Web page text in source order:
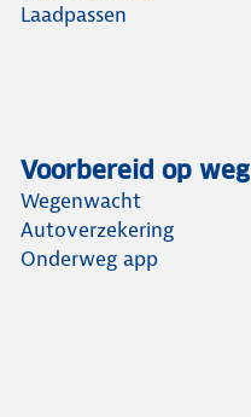
Laadpassen
Voorbereid op weg
Wegenwacht
Autoverzekering
Onderweg app